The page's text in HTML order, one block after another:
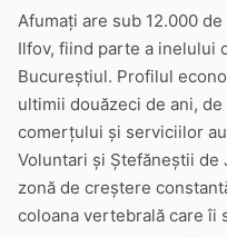
Afumați are sub 12.000
Ilfov, fiind parte a inelului
Bucureștiul. Profilul
ultimii douăzeci de ani,
comerțului și serviciilor
Voluntari și Ștefăneștii de
zonă de creștere
coloana vertebrală care îi